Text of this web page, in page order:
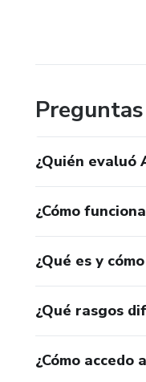
¿Quién evaluó
¿Cómo
¿Qué es y
¿Qué rasgos
¿Cómo accedo